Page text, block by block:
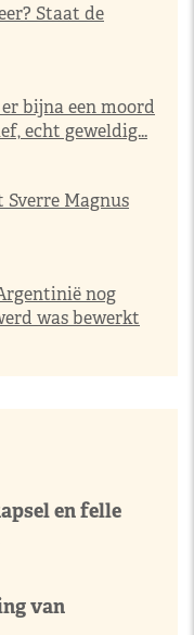
Staat de
bijna een moord
echt geweldig...
Magnus
nog
was bewerkt
en felle
van